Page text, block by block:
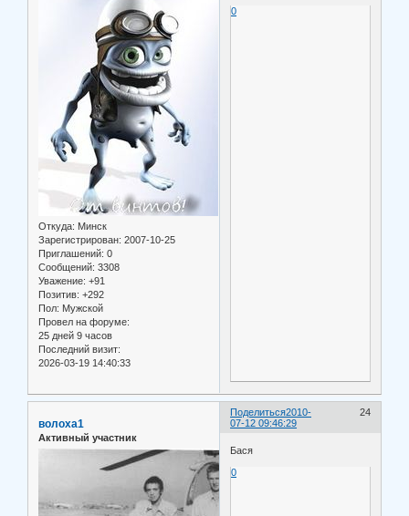
Откуда: Минск
Зарегистрирован: 2007-10-25
Приглашений: 0
Сообщений: 3308
Уважение: +91
Позитив: +292
Пол: Мужской
Провел на форуме:
25 дней 9 часов
Последний визит:
2026-03-19 14:40:33
0
Поделиться 24
2010-
07-12 09:46:29
волоха1
Активный участник
Бася
0